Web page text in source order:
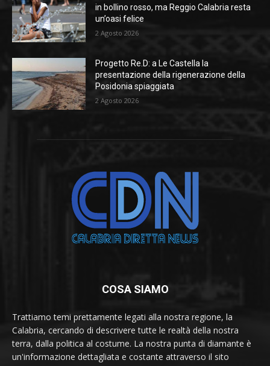
in bollino rosso, ma Reggio Calabria resta
un’oasi felice
2 Agosto 2026
Progetto Re.D: a Le Castella la
presentazione della rigenerazione della
Posidonia spiaggiata
2 Agosto 2026
COSA SIAMO
Trattiamo temi prettamente legati alla nostra regione, la
Calabria, cercando di descrivere tutte le realtà della nostra
terra, dalla politica al costume. La nostra punta di diamante è
un'informazione dettagliata e costante attraverso il sito